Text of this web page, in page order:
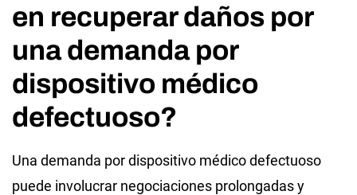
en recuperar daños por
una demanda por
dispositivo médico
defectuoso?
Una demanda por dispositivo médico defectuoso
puede involucrar negociaciones prolongadas y